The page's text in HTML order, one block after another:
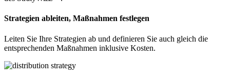
Strategien ableiten, Maßnahmen festlegen
Leiten Sie Ihre Strategien ab und definieren Sie auch gleich die
entsprechenden Maßnahmen inklusive Kosten.